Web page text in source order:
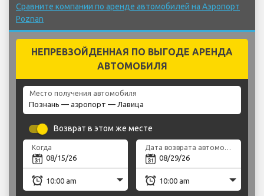
Сравните компании по аренде автомобилей на Аэропорт
Poznan
НЕПРЕВЗОЙДЕННАЯ ПО ВЫГОДЕ АРЕНДА
АВТОМОБИЛЯ
Место получения автомобиля
Возврат в этом же месте
Когда Дата возврата автомобиля